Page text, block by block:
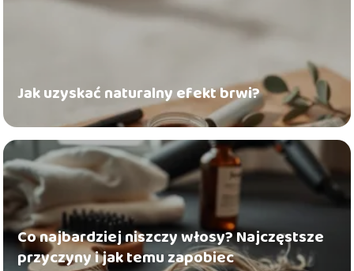
Jak uzyskać naturalny efekt brwi?
Co najbardziej niszczy włosy? Najczęstsze
przyczyny i jak temu zapobiec